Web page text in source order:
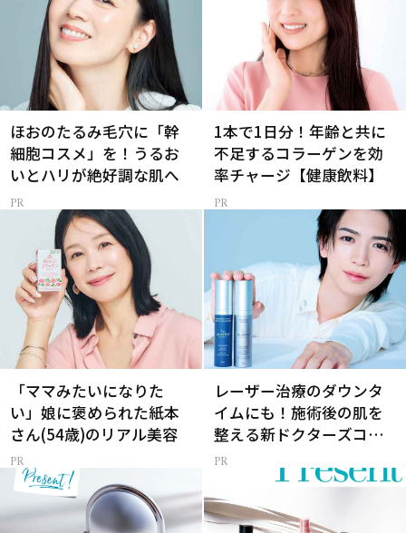
ほおのたるみ毛穴に「幹
細胞コスメ」を！うるお
いとハリが絶好調な肌へ
1本で1日分！年齢と共に
不足するコラーゲンを効
率チャージ【健康飲料】
「ママみたいになりた
い」娘に褒められた紙本
さん(54歳)のリアル美容
レーザー治療のダウンタ
イムにも！施術後の肌を
整える新ドクターズコス
メ